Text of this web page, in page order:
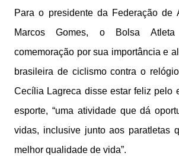
Para o presidente da Federação de
Marcos Gomes, o Bolsa
comemoração por sua importância e
brasileira de ciclismo contra o
Cecília Lagreca disse estar feliz pelo
esporte, “uma atividade que dá
vidas, inclusive junto aos paratletas
melhor qualidade de vida”.